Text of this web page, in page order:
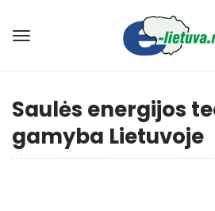
Saulės energijos
gamyba Lietuvoje